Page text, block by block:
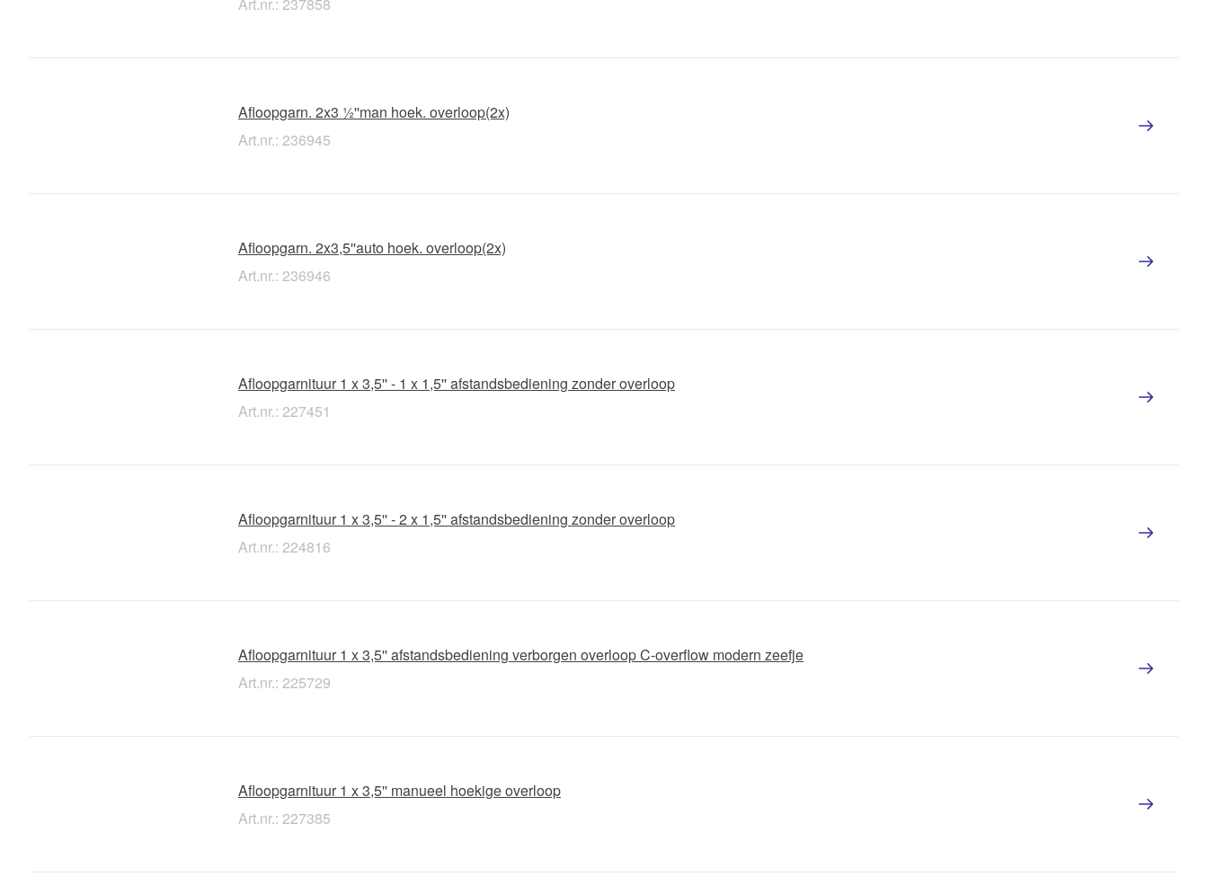
Afloopgarn. 2x3 ½''man hoek. overloop(2x)
Art.nr.: 236945
Afloopgarn. 2x3,5''auto hoek. overloop(2x)
Art.nr.: 236946
Afloopgarnituur 1 x 3,5'' - 1 x 1,5'' afstandsbediening zonder overloop
Art.nr.: 227451
Afloopgarnituur 1 x 3,5'' - 2 x 1,5'' afstandsbediening zonder overloop
Art.nr.: 224816
Afloopgarnituur 1 x 3,5'' afstandsbediening verborgen overloop C-overflow modern zeefje
Art.nr.: 225729
Afloopgarnituur 1 x 3,5'' manueel hoekige overloop
Art.nr.: 227385